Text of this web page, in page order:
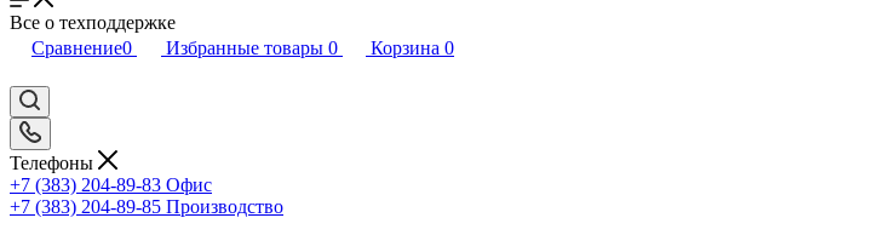
Все о техподдержке
Сравнение0 Избранные товары 0 Корзина 0
Телефоны
+7 (383) 204-89-83 Офис
+7 (383) 204-89-85 Производство